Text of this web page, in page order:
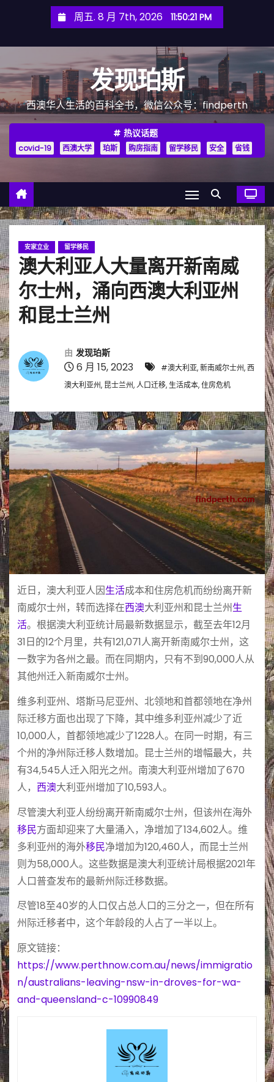
周五. 8 月 7th, 2026 11:50:23 PM
发现珀斯
西澳华人生活的百科全书，微信公众号：findperth
热议话题
covid-19 西澳大学 珀斯 购房指南 留学移民 安全 省钱
安家立业 留学移民
澳大利亚人大量离开新南威
尔士州，涌向西澳大利亚州
和昆士兰州
由 发现珀斯
6 月 15, 2023
#澳大利亚, 新南威尔士州, 西
澳大利亚州, 昆士兰州, 人口迁移, 生活成本, 住房危机
近日，澳大利亚人因生活成本和住房危机而纷纷离开新
南威尔士州，转而选择在西澳大利亚州和昆士兰州生
活。根据澳大利亚统计局最新数据显示，截至去年12月
31日的12个月里，共有121,071人离开新南威尔士州，这
一数字为各州之最。而在同期内，只有不到90,000人从
其他州迁入新南威尔士州。
维多利亚州、塔斯马尼亚州、北领地和首都领地在净州
际迁移方面也出现了下降，其中维多利亚州减少了近
10,000人，首都领地减少了1228人。在同一时期，有三
个州的净州际迁移人数增加。昆士兰州的增幅最大，共
有34,545人迁入阳光之州。南澳大利亚州增加了670
人， 西澳大利亚州增加了10,593人。
尽管澳大利亚人纷纷离开新南威尔士州，但该州在海外
移民方面却迎来了大量涌入，净增加了134,602人。维
多利亚州的海外移民净增加为120,460人，而昆士兰州
则为58,000人。这些数据是澳大利亚统计局根据2021年
人口普查发布的最新州际迁移数据。
尽管18至40岁的人口仅占总人口的三分之一，但在所有
州际迁移者中，这个年龄段的人占了一半以上。
原文链接：
https://www.perthnow.com.au/news/immigratio
n/australians-leaving-nsw-in-droves-for-wa-
and-queensland-c-10990849